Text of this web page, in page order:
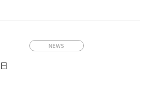
NEWS